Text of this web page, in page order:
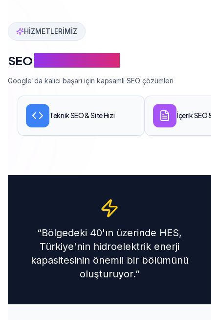
HİZMETLERİMİZ
SEO
Google'da kalıcı başarı için kapsamlı SEO çözümleri
Teknik SEO & Site Hızı İçerik SEO &
“Bölgedeki 40'ın üzerinde HES,
Türkiye'nin hidroelektrik enerji
kapasitesinin önemli bir bölümünü
oluşturuyor.”